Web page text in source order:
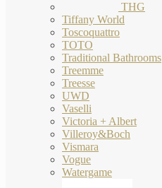
THG
Tiffany World
Toscoquattro
TOTO
Traditional Bathrooms
Treemme
Treesse
UWD
Vaselli
Victoria + Albert
Villeroy&Boch
Vismara
Vogue
Watergame